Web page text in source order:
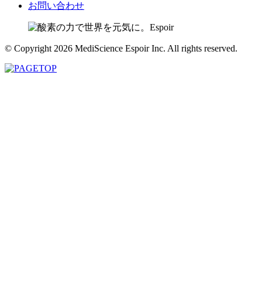
お問い合わせ
© Copyright 2026 MediScience Espoir Inc. All rights reserved.